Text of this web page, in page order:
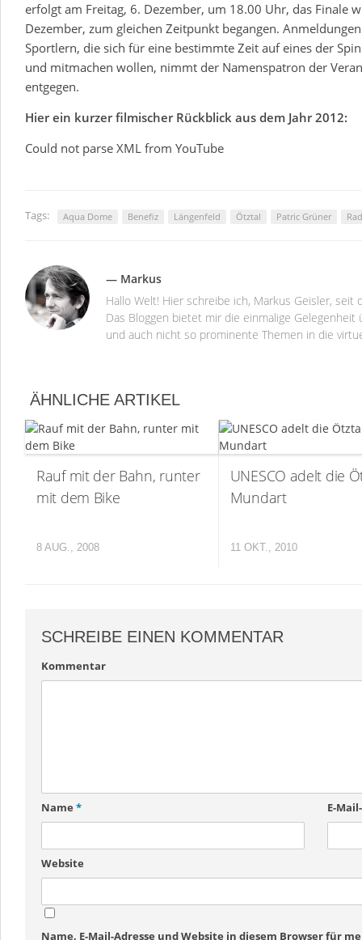
erfolgt am Freitag, 6. Dezember, um 18.00 Uhr, das Finale
Dezember, zum gleichen Zeitpunkt begangen.
Sportlern, die sich für eine bestimmte Zeit auf eines der
und mitmachen wollen, nimmt der Namenspatron der
entgegen.
Hier ein kurzer filmischer Rückblick aus dem Jahr 2012:
Could not parse XML from YouTube
Tags: Aqua Dome Benefiz Längenfeld Ötztal Patric Grüner
— Markus
Hallo Welt! Hier schreibe ich, Markus Geisler,
Das Bloggen bietet mir die einmalige
und auch nicht so prominente Themen in die
ÄHNLICHE ARTIKEL
Rauf mit der Bahn, runter
mit dem Bike
8 AUG., 2008
UNESCO adelt die
Mundart
11 OKT., 2010
SCHREIBE EINEN KOMMENTAR
Kommentar
Name * E-
Website
Name, E-Mail-Adresse und Website in diesem Browser für